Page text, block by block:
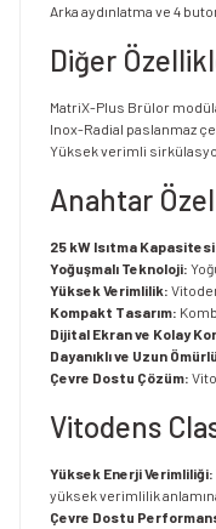
Arka aydınlatma ve 4
Diğer
MatriX-Plus Brülor
Inox-Radial paslanmaz
Yüksek verimli
Anahtar
25 kW Isıtma
Yoğuşmalı Teknoloji:
Yüksek Verimlilik:
Kompakt Tasarım:
Dijital Ekran ve Kolay
Dayanıklı ve Uzun
Çevre Dostu Çözüm:
Vitodens
Yüksek Enerji Verimliliği:
yüksek verimlilik
Çevre Dostu